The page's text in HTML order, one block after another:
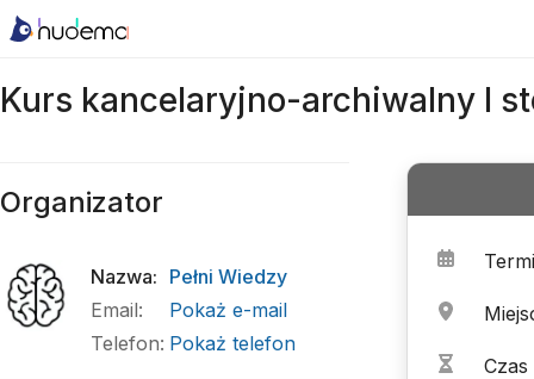
Kurs kancelaryjno-archiwalny I
Czas
Organizator
Nazwa: Pełni Wiedzy
Email:
Pokaż e-mail
Telefon: Pokaż telefon